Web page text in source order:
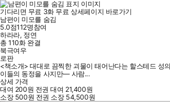
기다리면 무료 3화 무료 상세페이지 바로가기
남편이 미모를 숨김
5.0점112명참여
하라라, 정연
총 110화 완결
북극여우
로판
<책소개> 대대로 끔찍한 괴물이 태어난다는 할스테드 성
이들의 동정을 사지만― 사람...
상세 가격
대여 200원 전권 대여 21,400원
소장 500원 전권 소장 54,500원